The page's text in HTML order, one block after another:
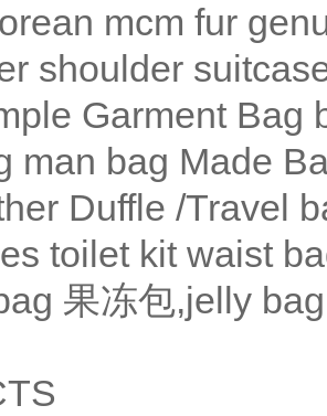
mcm fur
shoulder
Garment Bag
man bag Made
Duffle /Travel
toilet kit waist
果冻包,jelly bag